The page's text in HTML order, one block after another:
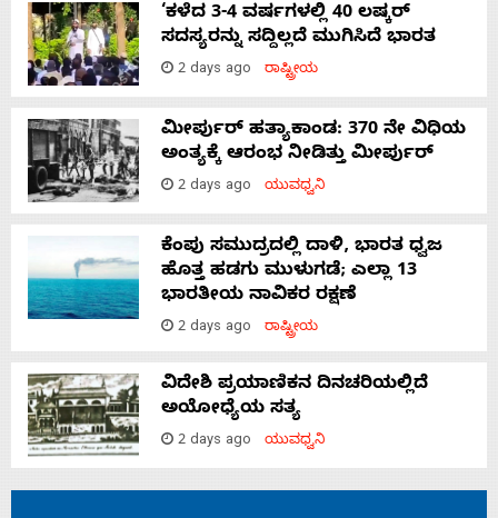
‘ಕಳೆದ 3-4 ವರ್ಷಗಳಲ್ಲಿ 40 ಲಷ್ಕರ್
ಸದಸ್ಯರನ್ನು ಸದ್ದಿಲ್ಲದೆ ಮುಗಿಸಿದೆ ಭಾರತ
2 days ago ರಾಷ್ಟ್ರೀಯ
ಮೀರ್ಪುರ್ ಹತ್ಯಾಕಾಂಡ: 370 ನೇ ವಿಧಿಯ
ಅಂತ್ಯಕ್ಕೆ ಆರಂಭ ನೀಡಿತ್ತು ಮೀರ್ಪುರ್
2 days ago ಯುವಧ್ವನಿ
ಕೆಂಪು ಸಮುದ್ರದಲ್ಲಿ ದಾಳಿ, ಭಾರತ ಧ್ವಜ
ಹೊತ್ತ ಹಡಗು ಮುಳುಗಡೆ; ಎಲ್ಲಾ 13
ಭಾರತೀಯ ನಾವಿಕರ ರಕ್ಷಣೆ
2 days ago ರಾಷ್ಟ್ರೀಯ
ವಿದೇಶಿ ಪ್ರಯಾಣಿಕನ ದಿನಚರಿಯಲ್ಲಿದೆ
ಅಯೋಧ್ಯೆಯ ಸತ್ಯ
2 days ago ಯುವಧ್ವನಿ